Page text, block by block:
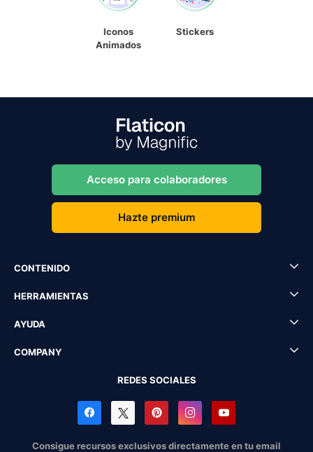
Iconos
Animados
Stickers
Acceso para colaboradores
Hazte premium
CONTENIDO
HERRAMIENTAS
AYUDA
COMPANY
REDES SOCIALES
Consigue recursos exclusivos directamente en tu email